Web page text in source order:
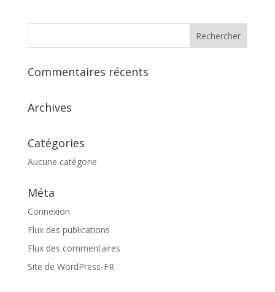
Commentaires récents
Archives
Catégories
Aucune catégorie
Méta
Connexion
Flux des publications
Flux des commentaires
Site de WordPress-FR